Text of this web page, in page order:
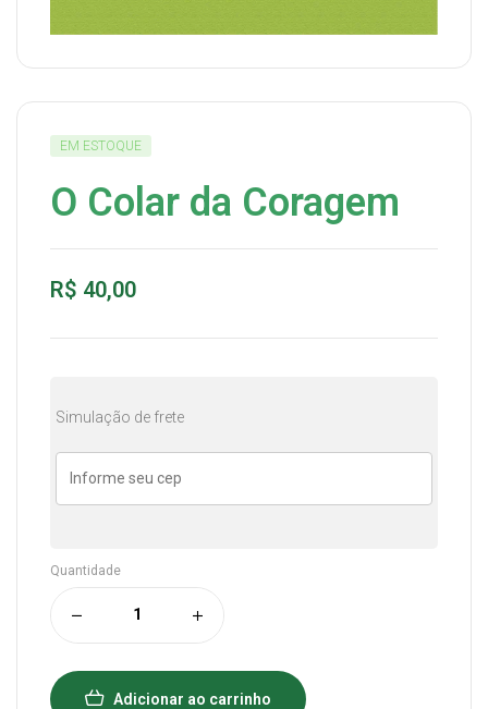
EM ESTOQUE
O Colar da Coragem
R$ 40,00
Simulação de frete
Quantidade
Adicionar ao carrinho